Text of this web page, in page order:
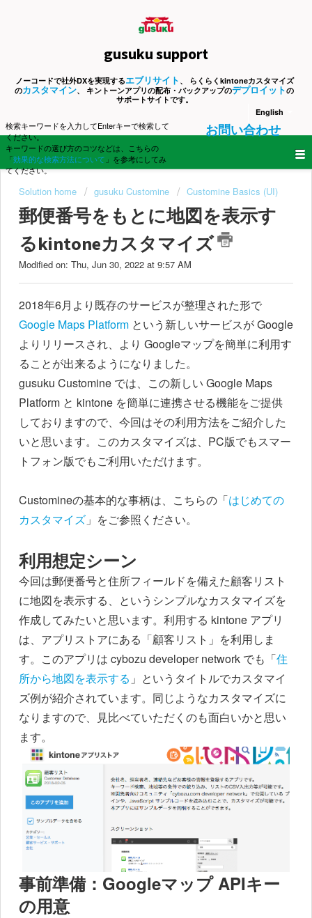
gusuku support
ノーコードで社外DXを実現するエブリサイト 、 らくらくkintoneカスタマイズ
のカスタマイン、 キントーンアプリの配布・バックアップのデプロイットの
サポートサイトです。
English
検索キーワードを入力してEnterキーで検索して
ください。
キーワードの選び方のコツなどは、こちらの
「効果的な検索方法について 」を参考にしてみ
てください。
お問い合わせ
Solution home gusuku Customine Customine Basics (UI)
郵便番号をもとに地図を表示す
るkintoneカスタマイズ
Modified on: Thu, Jun 30, 2022 at 9:57 AM
2018年6月より既存のサービスが整理された形で
Google Maps Platform という新しいサービスが Google
よりリリースされ、より Googleマップを簡単に利用す
ることが出来るようになりました。
gusuku Customine では、この新しい Google Maps
Platform と kintone を簡単に連携させる機能をご提供
しておりますので、今回はその利用方法をご紹介した
いと思います。このカスタマイズは、PC版でもスマー
トフォン版でもご利用いただけます。
Customineの基本的な事柄は、こちらの「はじめての
カスタマイズ 」をご参照ください。
利用想定シーン
今回は郵便番号と住所フィールドを備えた顧客リスト
に地図を表示する、というシンプルなカスタマイズを
作成してみたいと思います。利用する kintone アプリ
は、アプリストアにある「顧客リスト」を利用しま
す。このアプリは cybozu developer network でも「住
所から地図を表示する 」というタイトルでカスタマイ
ズ例が紹介されています。同じようなカスタマイズに
なりますので、見比べていただくのも面白いかと思い
ます。
事前準備：Googleマップ APIキー
の用意